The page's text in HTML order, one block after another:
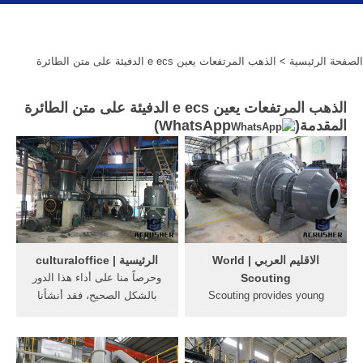
الصفحة الرئيسية > الذهب المرتفعات يعين e ecs الدفيئة على متن الطائرة
الذهب المرتفعات يعين e ecs الدفيئة على متن الطائرة
المقدمة(
WhatsApp
)
الرئيسية | culturaloffice
وحرصاً منا على أداء هذا الدور
بالشكل الصحيح، فقد أنشأنا
إجابات وافية عن استفساراتكم،
الاقليم العربي | World
Scouting
Scouting provides young
events, activities and